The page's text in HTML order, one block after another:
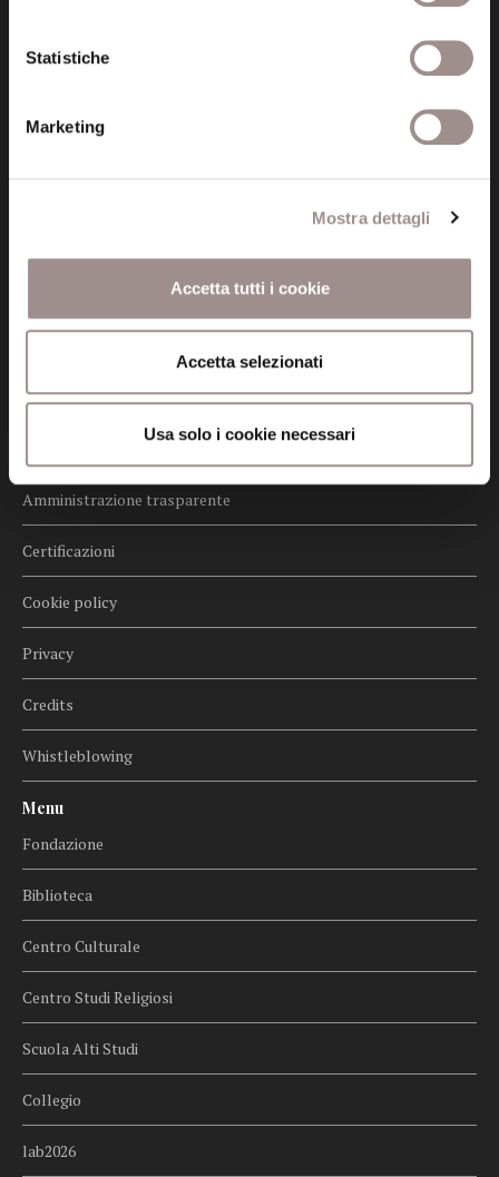
Statistiche
Marketing
Mostra dettagli
Accetta tutti i cookie
Accetta selezionati
Usa solo i cookie necessari
Posta certificata (PEC)
fondazionecollegiosancarlo@legalmail.it
Seguici
Informazioni
Amministrazione trasparente
Certificazioni
Cookie policy
Privacy
Credits
Whistleblowing
Menu
Fondazione
Biblioteca
Centro Culturale
Centro Studi Religiosi
Scuola Alti Studi
Collegio
lab2026